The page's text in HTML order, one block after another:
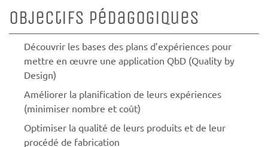
Objectifs pédagogiques
Découvrir les bases des plans d’expériences pour
mettre en œuvre une application QbD (Quality by
Design)
Améliorer la planification de leurs expériences
(minimiser nombre et coût)
Optimiser la qualité de leurs produits et de leur
procédé de fabrication